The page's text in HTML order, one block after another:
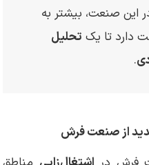
این صنعت، بیشتر به
دارد تا یک تحلیل
.
از صنعت فرش